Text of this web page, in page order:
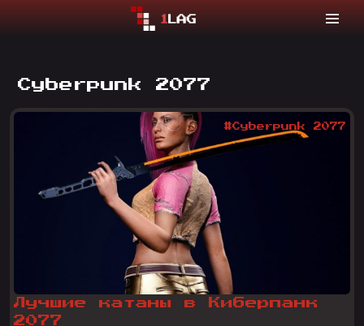
Cyberpunk 2077
Лучшие катаны в Киберпанк
2077
#Cyberpunk 2077